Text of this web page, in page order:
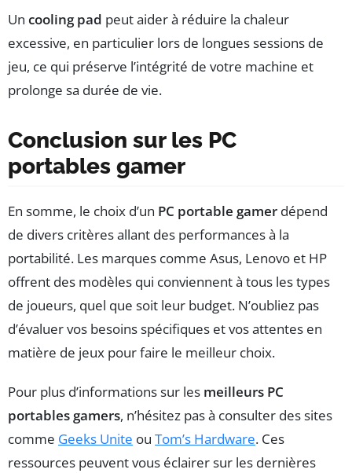
Un cooling pad peut aider à réduire la chaleur
excessive, en particulier lors de longues sessions de
jeu, ce qui préserve l’intégrité de votre machine et
prolonge sa durée de vie.
Conclusion sur les PC
portables gamer
En somme, le choix d’un PC portable gamer dépend
de divers critères allant des performances à la
portabilité. Les marques comme Asus, Lenovo et HP
offrent des modèles qui conviennent à tous les types
de joueurs, quel que soit leur budget. N’oubliez pas
d’évaluer vos besoins spécifiques et vos attentes en
matière de jeux pour faire le meilleur choix.
Pour plus d’informations sur les meilleurs PC
portables gamers, n’hésitez pas à consulter des sites
comme Geeks Unite ou Tom’s Hardware. Ces
ressources peuvent vous éclairer sur les dernières